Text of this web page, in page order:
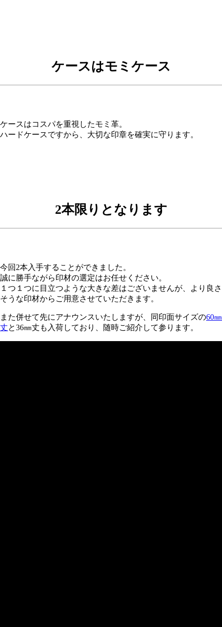
ケースはモミケース
ケースはコスパを重視したモミ革。
ハードケースですから、大切な印章を確実に守ります。
2本限りとなります
今回2本入手することができました。
誠に勝手ながら印材の選定はお任せください。
１つ１つに目立つような大きな差はございませんが、より良さ
そうな印材からご用意させていただきます。
また併せて先にアナウンスいたしますが、同印面サイズの60㎜
丈と36㎜丈も入荷しており、随時ご紹介して参ります。